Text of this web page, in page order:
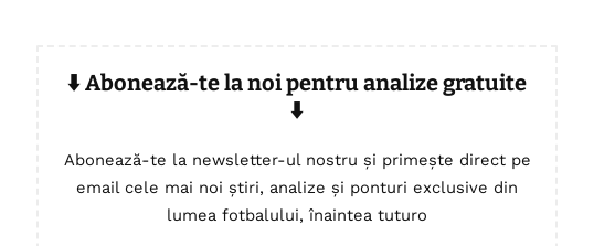
⬇️ Abonează-te la noi pentru analize gratuite
⬇️
Abonează-te la newsletter-ul nostru și primește direct pe
email cele mai noi știri, analize și ponturi exclusive din
lumea fotbalului, înaintea tuturo